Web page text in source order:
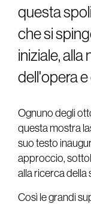
questa
che si
iniziale,
dell'opera
Ognuno degli
questa mostra
suo testo
approccio,
alla ricerca della
Così le grandi